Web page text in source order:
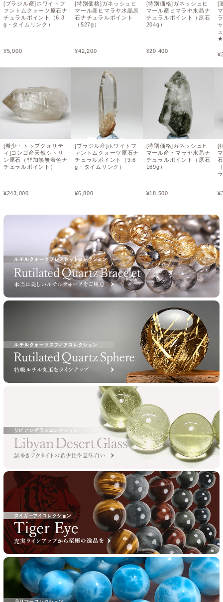
[ブラジル産]ホワイトフ
ァントムクォーツ原石ナ
チュラルポイント（6.3
g・タイムリンク）
¥5,000
[希少・トップクォリテ
ィ]コンゴ産天然シトリ
ン原石（非加熱無着色ナ
チュラルポイント）
¥243,000
[特別価格]ガネッシュヒ
マール産ヒマラヤ水晶原
石ナチュラルポイント
（527g）
¥42,200
[ブラジル産]ホワイトフ
ァントムクォーツ原石ナ
チュラルポイント（9.6
g・タイムリンク）
¥6,800
[特別価格]ガネッシュヒ
マール産ヒマラヤ水晶ナ
チュラルポイント（原石
204g）
¥20,400
[特別価格]ガネッシュヒ
マール産ヒマラヤ水晶ナ
チュラルポイント（原石
169g）
¥18,500
[
★
¥
[
¥